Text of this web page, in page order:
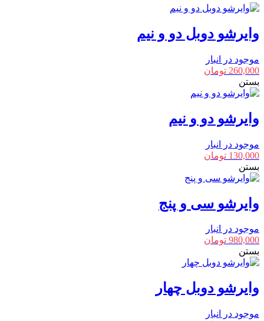
وایرشو دوبل دو و نیم
موجود در انبار
260,000 تومان
بستن
وایرشو دو و نیم
موجود در انبار
130,000 تومان
بستن
وایرشو سی و پنج
موجود در انبار
980,000 تومان
بستن
وایرشو دوبل چهار
موجود در انبار